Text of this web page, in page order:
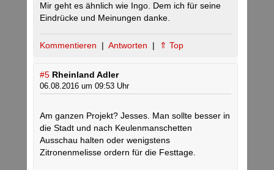
Mir geht es ähnlich wie Ingo. Dem ich für seine
Eindrücke und Meinungen danke.
Kommentieren | Antworten | ⇑ Top
#5 Rheinland Adler
06.08.2016 um 09:53 Uhr
Am ganzen Projekt? Jesses. Man sollte besser in
die Stadt und nach Keulenmanschetten
Ausschau halten oder wenigstens
Zitronenmelisse ordern für die Festtage.